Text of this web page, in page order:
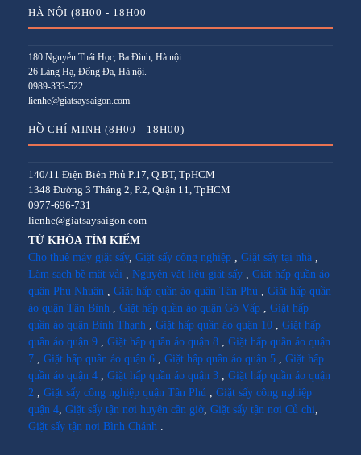
HÀ NỘI (8H00 - 18H00
180 Nguyễn Thái Học, Ba Đình, Hà nội.
26 Láng Hạ, Đống Đa, Hà nội.
0989-333-522
lienhe@giatsaysaigon.com
HỒ CHÍ MINH (8H00 - 18H00)
140/11 Điện Biên Phủ P.17, Q.BT, TpHCM
1348 Đường 3 Tháng 2, P.2, Quận 11, TpHCM
0977-696-731
lienhe@giatsaysaigon.com
TỪ KHÓA TÌM KIẾM
Cho thuê máy giặt sấy, Giặt sấy công nghiệp Giặt sấy tại nhà
Làm sạch bề mặt vải
Nguyên vật liệu giặt sấy
Giặt hấp quần áo
quận Phú Nhuận
Giặt hấp quần áo quận Tân Phú
Giặt hấp quần
áo quận Tân Bình
Giặt hấp quần áo quận Gò Vấp
Giặt hấp
quần áo quận Bình Thạnh
Giặt hấp quần áo quận 10
Giặt hấp
quần áo quận 9
Giặt hấp quần áo quận 8
Giặt hấp quần áo quận
7
Giặt hấp quần áo quận 6 Giặt hấp quần áo quận 5
Giặt hấp
quần áo quận 4
Giặt hấp quần áo quận 3
Giặt hấp quần áo quận
2
Giặt sấy công nghiệp quận Tân Phú
Giặt sấy công nghiệp
quận 4 Giặt sấy tận nơi huyện cần giờ, Giặt sấy tận nơi Củ chi
Giặt sấy tận nơi Bình Chánh